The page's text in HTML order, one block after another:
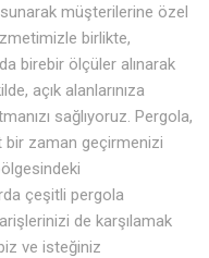
sunarak müşterilerine özel
birlikte,
birebir ölçüler alınarak
açık alanlarınıza
sağlıyoruz. Pergola,
bir zaman geçirmenizi
çeşitli pergola
de karşılamak
ve isteğiniz